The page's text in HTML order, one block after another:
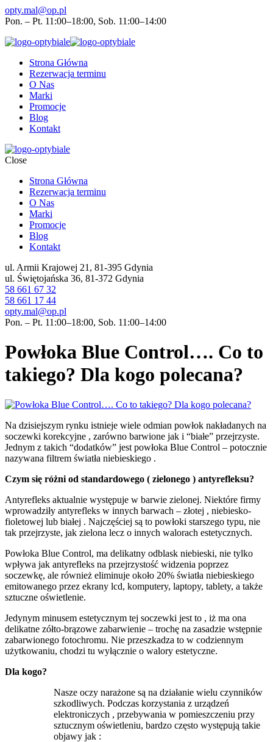
opty.mal@op.pl
Pon. – Pt. 11:00–18:00, Sob. 11:00–14:00
Strona Główna
Rezerwacja terminu
O Nas
Marki
Promocje
Blog
Kontakt
Close
Strona Główna
Rezerwacja terminu
O Nas
Marki
Promocje
Blog
Kontakt
ul. Armii Krajowej 21, 81-395 Gdynia
ul. Świętojańska 36, 81-372 Gdynia
58 661 67 32
58 661 17 44
opty.mal@op.pl
Pon. – Pt. 11:00–18:00, Sob. 11:00–14:00
Powłoka Blue Control…. Co to
takiego? Dla kogo polecana?
Na dzisiejszym rynku istnieje wiele odmian powłok nakładanych na
soczewki korekcyjne , zarówno barwione jak i “białe” przejrzyste.
Jednym z takich “dodatków” jest powłoka Blue Control – potocznie
nazywana filtrem światła niebieskiego .
Czym się różni od standardowego ( zielonego ) antyrefleksu?
Antyrefleks aktualnie występuje w barwie zielonej. Niektóre firmy
wprowadziły antyrefleks w innych barwach – złotej , niebiesko-
fioletowej lub białej . Najczęściej są to powłoki starszego typu, nie
tak przejrzyste, jak zielona lecz o innych walorach estetycznych.
Powłoka Blue Control, ma delikatny odblask niebieski, nie tylko
wpływa jak antyrefleks na przejrzystość widzenia poprzez
soczewkę, ale również eliminuje około 20% światła niebieskiego
emitowanego przez ekrany lcd, komputery, laptopy, tablety, a także
sztuczne oświetlenie.
Jedynym minusem estetycznym tej soczewki jest to , iż ma ona
delikatne zółto-brązowe zabarwienie – trochę na zasadzie wstępnie
zabarwionego fotochromu. Nie przeszkadza to w codziennym
użytkowaniu, chodzi tu wyłącznie o walory estetyczne.
Dla kogo?
Nasze oczy narażone są na działanie wielu czynników
szkodliwych. Podczas korzystania z urządzeń
elektroniczych , przebywania w pomieszczeniu przy
sztucznym oświetleniu, bardzo często występują takie
objawy jak :